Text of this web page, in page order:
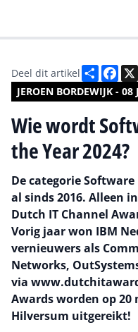
JEROEN BORDEWIJK -
Deel dit artikel Deel
Wie wordt
the Year 2024?
De categorie
al sinds 2016. Alleen
Dutch IT Channel
Vorig jaar won IBM
vernieuwers als
Networks,
via
Awards worden op 20
Hilversum uitgereikt!